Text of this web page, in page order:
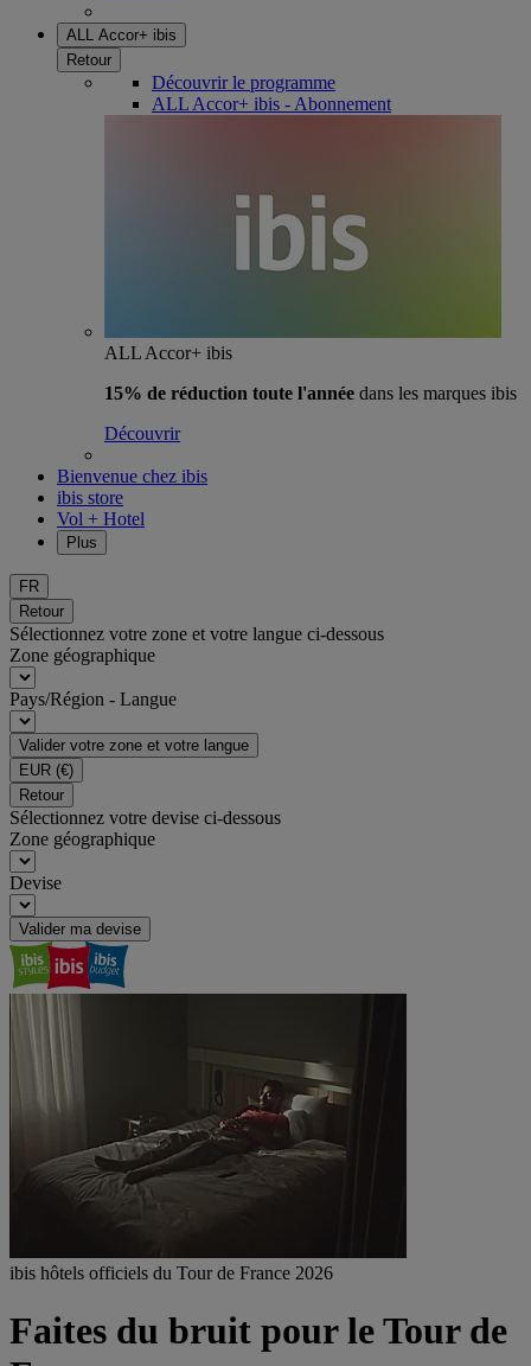
ALL Accor+ ibis
Retour
Découvrir le programme
ALL Accor+ ibis - Abonnement
ALL Accor+ ibis
15% de réduction toute l'année dans les marques ibis
Découvrir
Bienvenue chez ibis
ibis store
Vol + Hotel
Plus
FR
Retour
Sélectionnez votre zone et votre langue ci-dessous
Zone géographique
Pays/Région - Langue
Valider votre zone et votre langue
EUR (€)
Retour
Sélectionnez votre devise ci-dessous
Zone géographique
Devise
Valider ma devise
ibis hôtels officiels du Tour de France 2026
Faites du bruit pour le Tour de